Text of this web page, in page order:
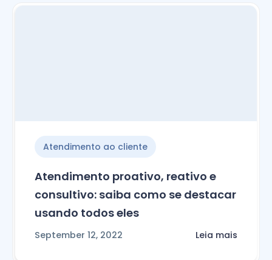
Atendimento ao cliente
Atendimento proativo, reativo e
consultivo: saiba como se destacar
usando todos eles
September 12, 2022 Leia mais